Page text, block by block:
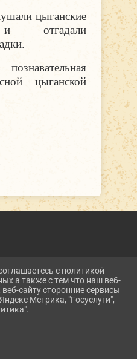
цыганские
отгадали
цыганской
ДАННЫХ
с политикой
а также с тем что наш веб-
сайту сторонние сервисы
Метрика, "Госуслуги",